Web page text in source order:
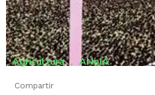
Agricultura , ANeIA
Compartir